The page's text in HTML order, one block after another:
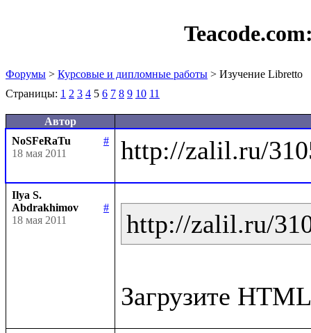
Форумы > Курсовые и дипломные работы > Изучение Libretto
Страницы: 1 2 3 4 5 6 7 8 9 10 11
Автор
NoSFeRaTu
#
18 мая 2011
Ilya S.
Abdrakhimov
#
18 мая 2011
http://zalil.ru/